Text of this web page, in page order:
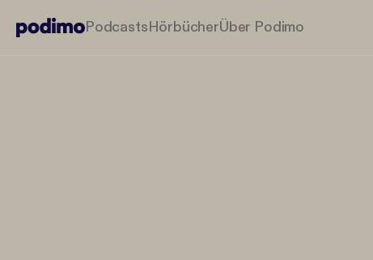
PodcastsHörbücherÜber Podimo